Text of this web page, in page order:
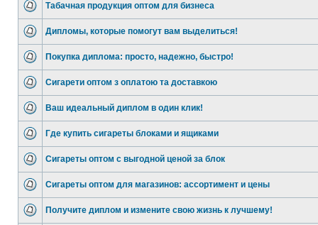
Табачная продукция оптом для бизнеса
Дипломы, которые помогут вам выделиться!
Покупка диплома: просто, надежно, быстро!
Сигарети оптом з оплатою та доставкою
Ваш идеальный диплом в один клик!
Где купить сигареты блоками и ящиками
Сигареты оптом с выгодной ценой за блок
Сигареты оптом для магазинов: ассортимент и цены
Получите диплом и измените свою жизнь к лучшему!